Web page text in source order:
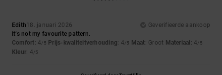
Edith18. januari 2026
Geverifieerde aankoop
It’s not my favourite pattern.
Comfort: 4/5 Prijs-kwaliteitverhouding: 4/5 Maat: Groot Materiaal : 4/5
Kleur: 4/5